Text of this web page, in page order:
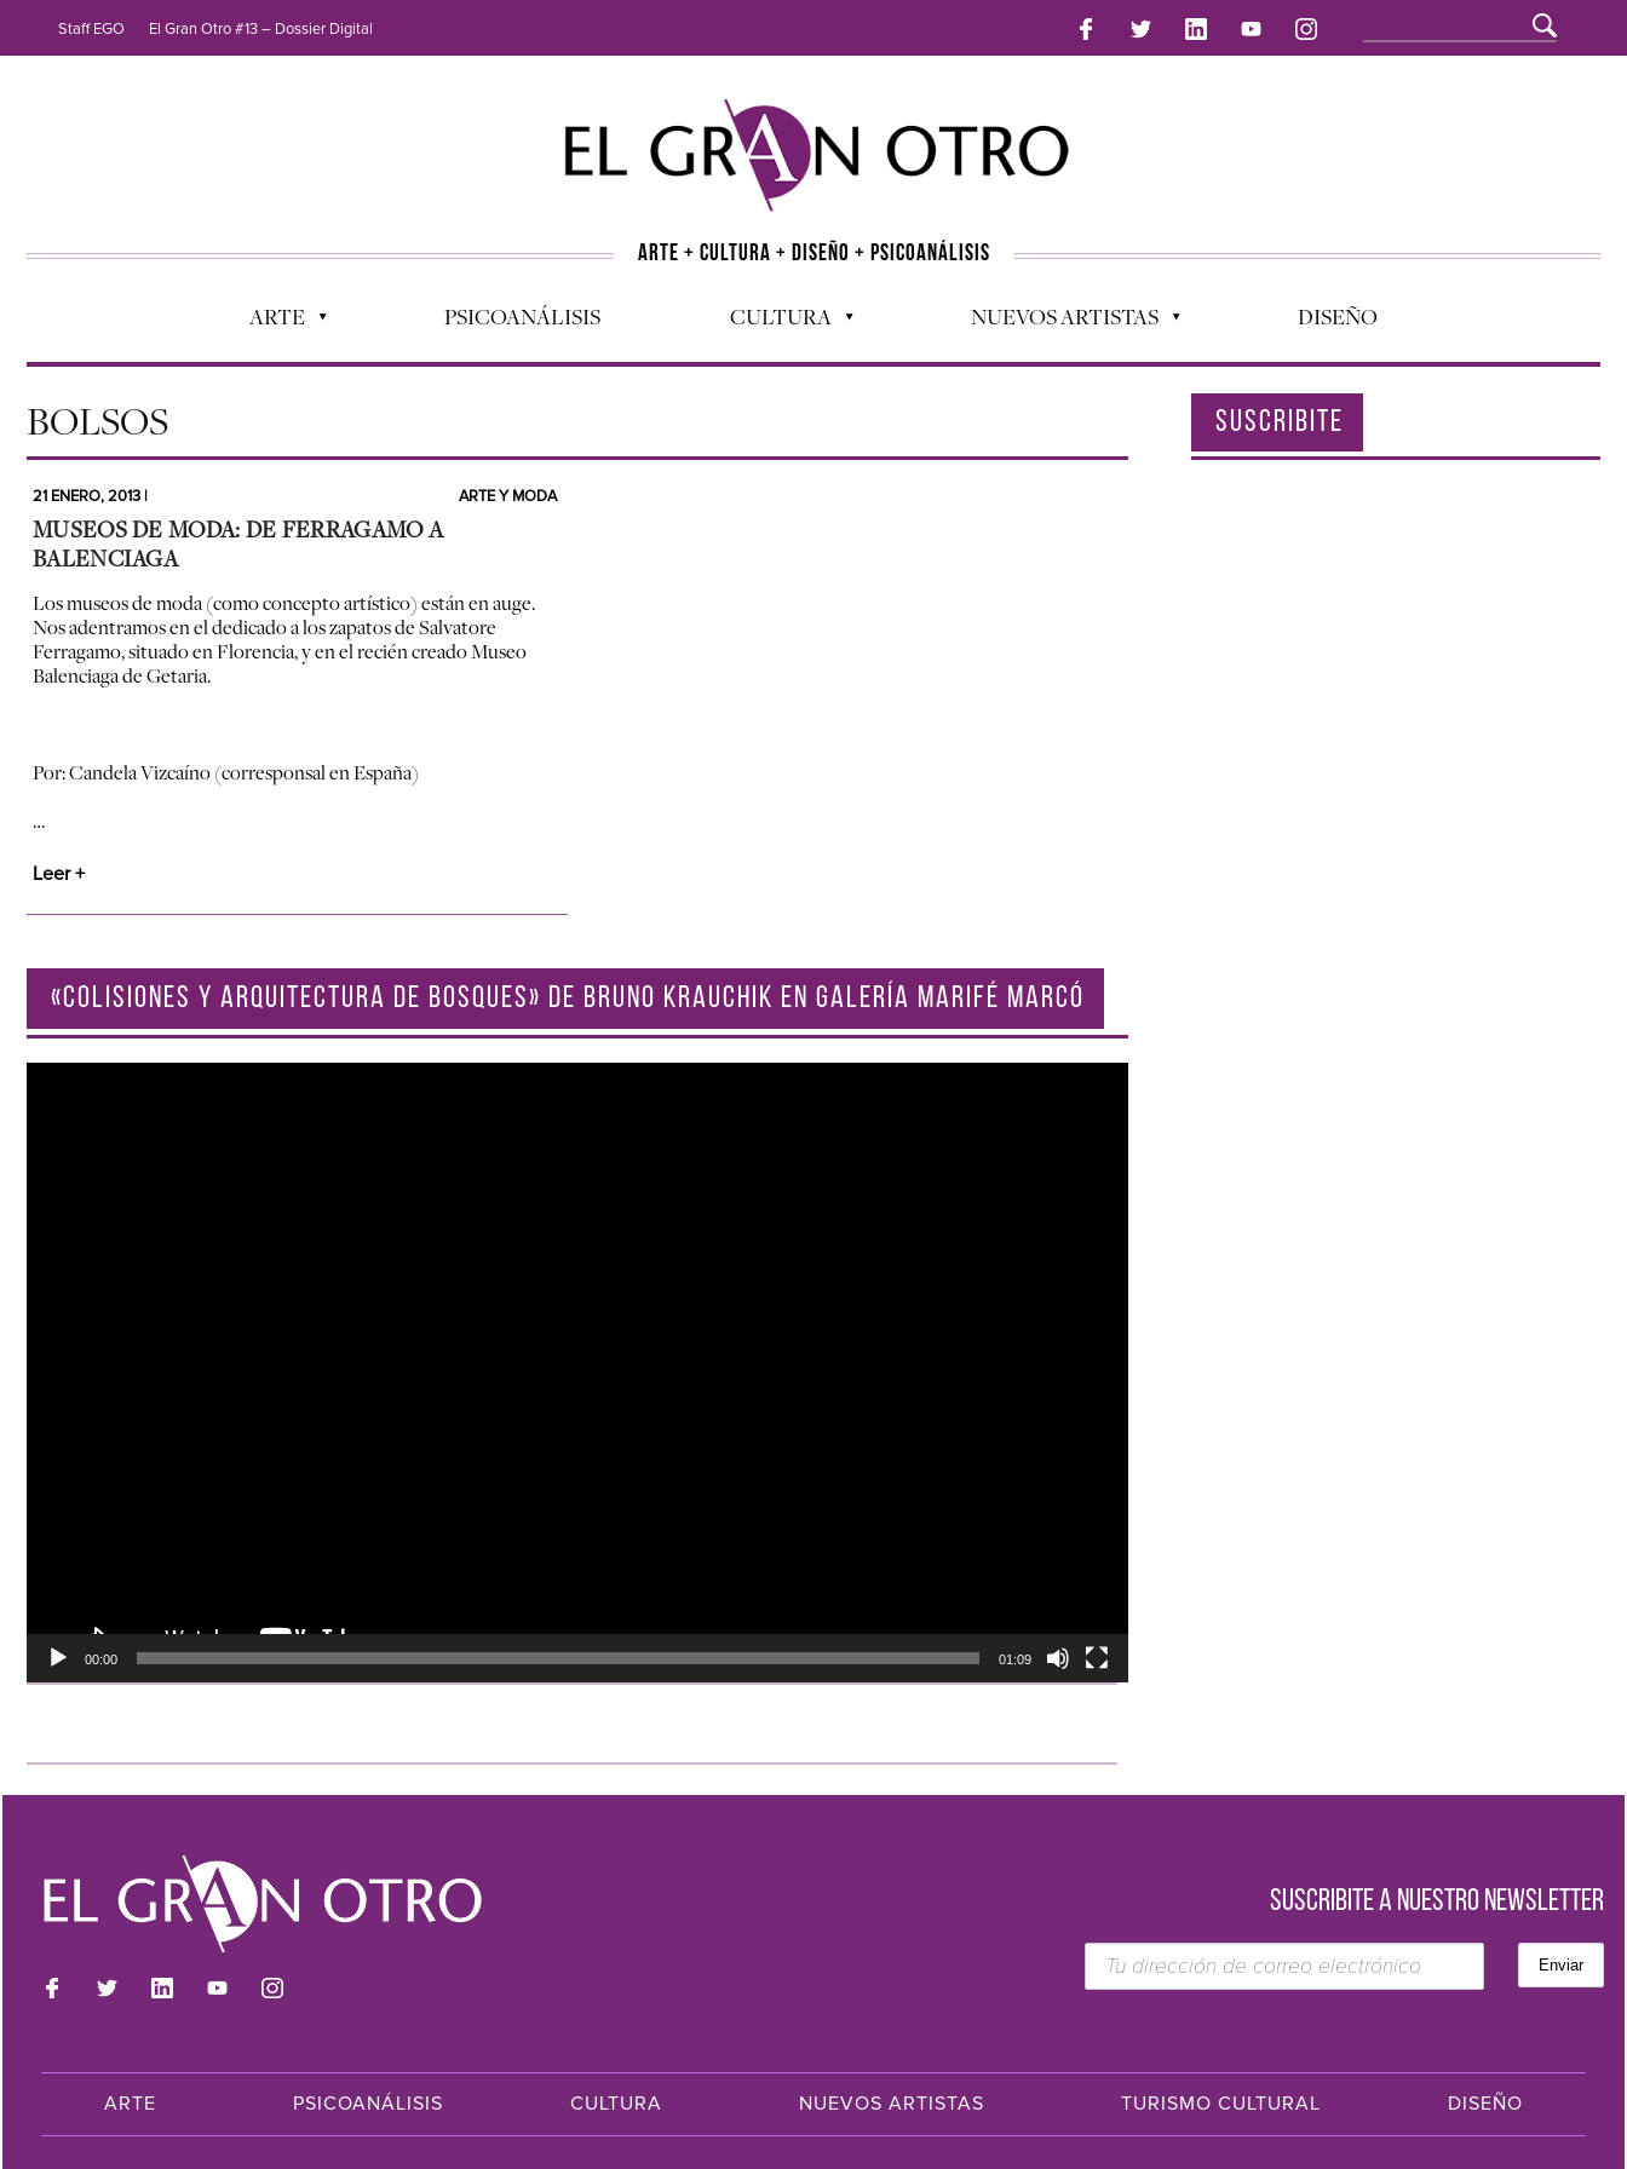
Staff EGO El Gran Otro #13 – Dossier Digital
ARTE + CULTURA + DISEÑO + PSICOANÁLISIS
ARTE PSICOANÁLISIS CULTURA NUEVOS ARTISTAS DISEÑO
BOLSOS
21 ENERO, 2013 | ARTE Y MODA
MUSEOS DE MODA: DE FERRAGAMO A
BALENCIAGA
Los museos de moda (como concepto artístico) están en auge.
Nos adentramos en el dedicado a los zapatos de Salvatore
Ferragamo, situado en Florencia, y en el recién creado Museo
Balenciaga de Getaria.
Por: Candela Vizcaíno (corresponsal en España)
…
Leer +
«COLISIONES Y ARQUITECTURA DE BOSQUES» DE BRUNO KRAUCHIK EN GALERÍA MARIFÉ MARCÓ
00:00 01:09
SUSCRIBITE
SUSCRIBITE A NUESTRO NEWSLETTER
ARTE PSICOANÁLISIS CULTURA NUEVOS ARTISTAS TURISMO CULTURAL DISEÑO